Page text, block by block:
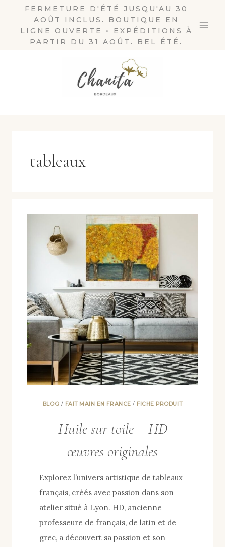
FERMETURE D'ÉTÉ JUSQU'AU 30
AOÛT INCLUS. BOUTIQUE EN
LIGNE OUVERTE • EXPÉDITIONS À
PARTIR DU 31 AOÛT. BEL ÉTÉ.
tableaux
BLOG / FAIT MAIN EN FRANCE / FICHE PRODUIT
Huile sur toile – HD
œuvres originales
Explorez l’univers artistique de tableaux
français, créés avec passion dans son
atelier situé à Lyon. HD, ancienne
professeure de français, de latin et de
grec, a découvert sa passion et son